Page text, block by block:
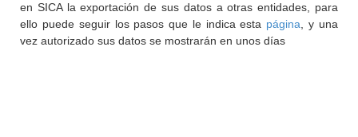
en SICA la exportación de sus datos a otras entidades, para
ello puede seguir los pasos que le indica esta página , y una
vez autorizado sus datos se mostrarán en unos días